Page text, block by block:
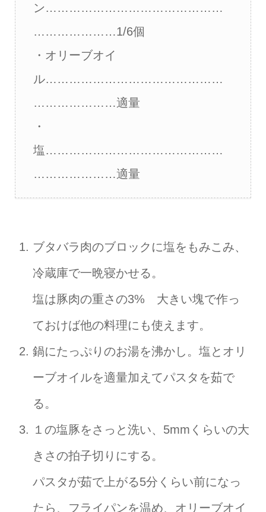
ン………………………………………
…………………1/6個
・オリーブオイ
ル………………………………………
…………………適量
・
塩………………………………………
…………………適量
ブタバラ肉のブロックに塩をもみこみ、
冷蔵庫で一晩寝かせる。
塩は豚肉の重さの3% 大きい塊で作っ
ておけば他の料理にも使えます。
鍋にたっぷりのお湯を沸かし。塩とオリ
ーブオイルを適量加えてパスタを茹で
る。
１の塩豚をさっと洗い、5mmくらいの大
きさの拍子切りにする。
パスタが茹で上がる5分くらい前になっ
たら、フライパンを温め、オリーブオイ